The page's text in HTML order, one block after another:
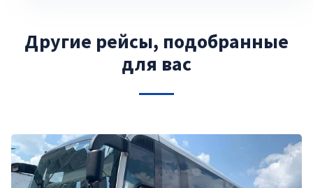
Другие рейсы, подобранные
для вас